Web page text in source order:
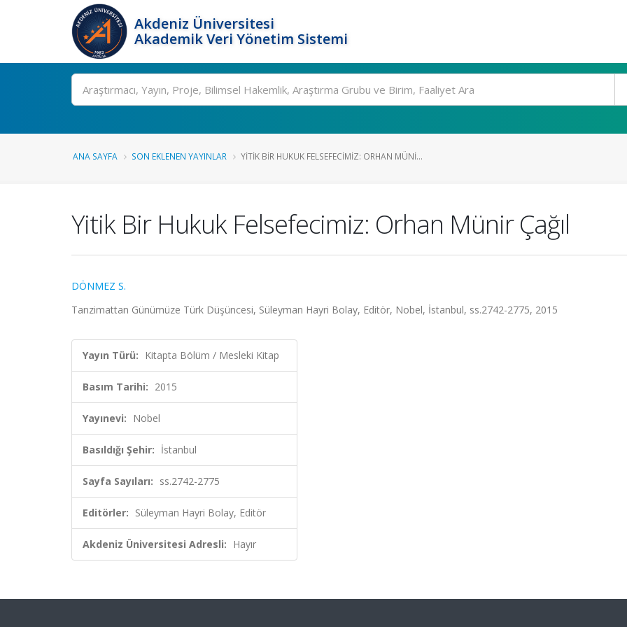
Akdeniz Üniversitesi
Akademik Veri Yönetim Sistemi
Ara
ANA SAYFA SON EKLENEN YAYINLAR YITIK BIR HUKUK FELSEFECIMIZ: ORHAN MÜNI...
Yitik Bir Hukuk Felsefecimiz: Orhan Münir Çağıl
DÖNMEZ S.
Tanzimattan Günümüze Türk Düşüncesi, Süleyman Hayri Bolay, Editör, Nobel, İstanbul, ss.2742-2775, 2015
Yayın Türü: Kitapta Bölüm / Mesleki Kitap
Basım Tarihi: 2015
Yayınevi: Nobel
Basıldığı Şehir: İstanbul
Sayfa Sayıları: ss.2742-2775
Editörler: Süleyman Hayri Bolay, Editör
Akdeniz Üniversitesi Adresli: Hayır